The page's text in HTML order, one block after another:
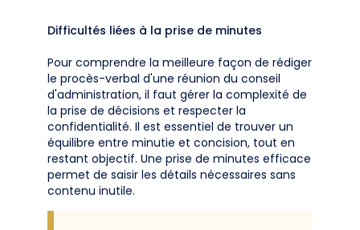
Difficultés liées à la prise de minutes
Pour comprendre la meilleure façon de rédiger
le procès-verbal d'une réunion du conseil
d'administration, il faut gérer la complexité de
la prise de décisions et respecter la
confidentialité. Il est essentiel de trouver un
équilibre entre minutie et concision, tout en
restant objectif. Une prise de minutes efficace
permet de saisir les détails nécessaires sans
contenu inutile.